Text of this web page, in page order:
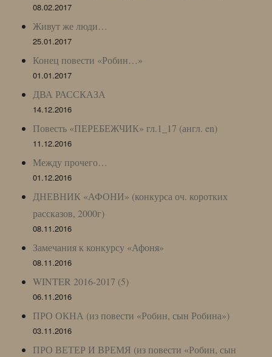
08.02.2017
Живут же люди…
25.01.2017
Конец повести «Робин…»
01.01.2017
ДВА РАССКАЗА
14.12.2016
Повесть «ПЕРЕБЕЖЧИК» гл.1_17 (англ. en)
11.12.2016
Между прочего…
01.12.2016
ДНЕВНИК «АФОНИ» (конкурса оч. коротких
рассказов, 2000г)
08.11.2016
Замечания к конкурсу «Афоня»
08.11.2016
WINTER 2016-2017 (5)
06.11.2016
ПРО ОКНА (из повести «Робин, сын Робина»)
03.11.2016
ПРО ВЕТЕР И ВРЕМЯ (из повести «Робин, сын